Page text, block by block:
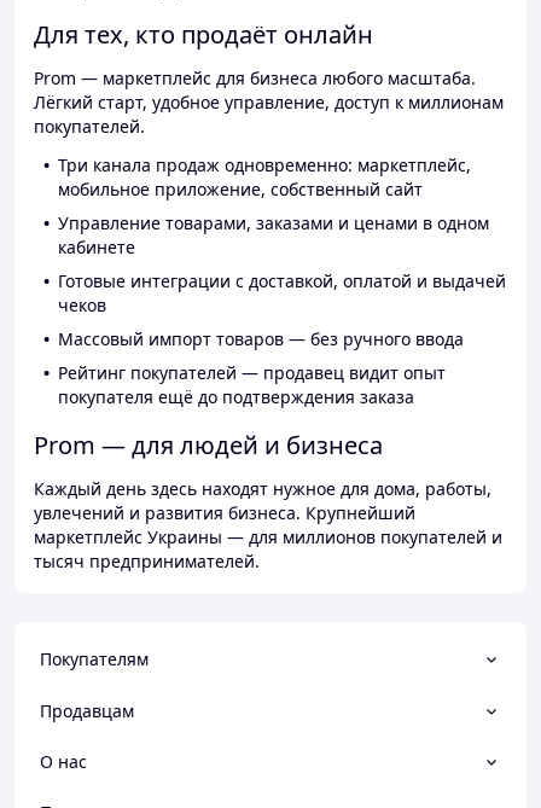
Для тех, кто продаёт онлайн
Prom — маркетплейс для бизнеса любого масштаба.
Лёгкий старт, удобное управление, доступ к миллионам
покупателей.
Три канала продаж одновременно: маркетплейс,
мобильное приложение, собственный сайт
Управление товарами, заказами и ценами в одном
кабинете
Готовые интеграции с доставкой, оплатой и выдачей
чеков
Массовый импорт товаров — без ручного ввода
Рейтинг покупателей — продавец видит опыт
покупателя ещё до подтверждения заказа
Prom — для людей и бизнеса
Каждый день здесь находят нужное для дома, работы,
увлечений и развития бизнеса. Крупнейший
маркетплейс Украины — для миллионов покупателей и
тысяч предпринимателей.
Покупателям
Продавцам
О нас